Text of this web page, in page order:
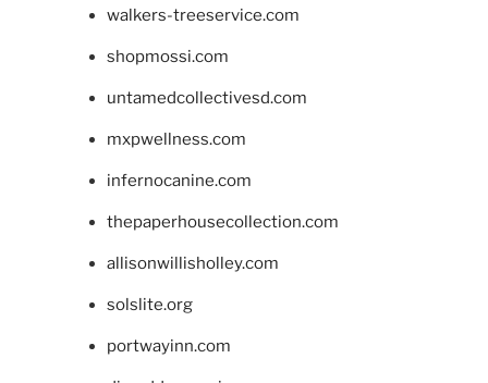
walkers-treeservice.com
shopmossi.com
untamedcollectivesd.com
mxpwellness.com
infernocanine.com
thepaperhousecollection.com
allisonwillisholley.com
solslite.org
portwayinn.com